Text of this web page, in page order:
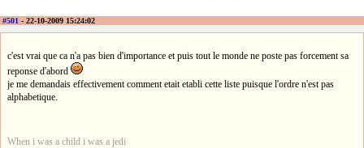
#501 - 22-10-2009 15:24:02
c'est vrai que ca n'a pas bien d'importance et puis tout le monde ne poste pas forcement sa
reponse d'abord
je me demandais effectivement comment etait etabli cette liste puisque l'ordre n'est pas
alphabetique.
When i was a child i was a jedi